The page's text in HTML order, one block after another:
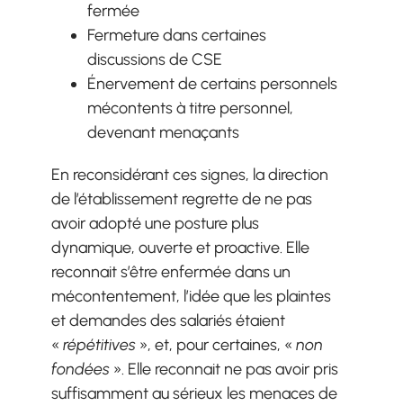
fermée
Fermeture dans certaines
discussions de CSE
Énervement de certains personnels
mécontents à titre personnel,
devenant menaçants
En reconsidérant ces signes, la direction
de l’établissement regrette de ne pas
avoir adopté une posture plus
dynamique, ouverte et proactive. Elle
reconnait s’être enfermée dans un
mécontentement, l’idée que les plaintes
et demandes des salariés étaient
«répétitives », et, pour certaines, «non
fondées ». Elle reconnait ne pas avoir pris
suffisamment au sérieux les menaces de